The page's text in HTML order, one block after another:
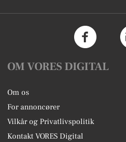
OM VORES DIGITAL
Om os
For annoncører
Vilkår og Privatlivspolitik
Kontakt VORES Digital